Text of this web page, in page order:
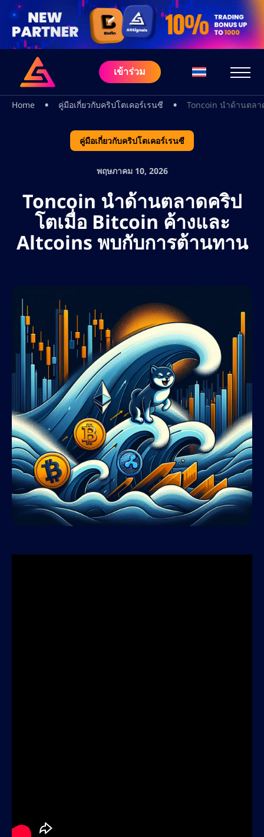
เข้าร่วม
Home • คู่มือเกี่ยวกับคริปโตเคอร์เรนซี • Toncoin นำด้านตล
คู่มือเกี่ยวกับคริปโตเคอร์เรนซี
พฤษภาคม 10, 2026
Toncoin นำด้านตลาดคริป
โตเมื่อ Bitcoin ค้างและ
Altcoins พบกับการต้านทาน